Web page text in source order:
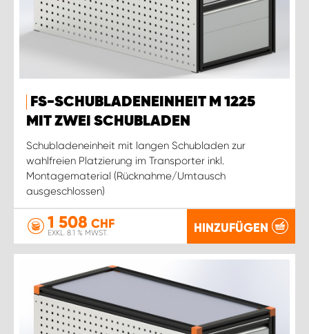
FS-SCHUBLADENEINHEIT M 1225
MIT ZWEI SCHUBLADEN
Schubladeneinheit mit langen Schubladen zur
wahlfreien Platzierung im Transporter inkl.
Montagematerial (Rücknahme/Umtausch
ausgeschlossen)
1 508 CHF
EXKL. 8.1 % MWST. HINZUFÜGEN